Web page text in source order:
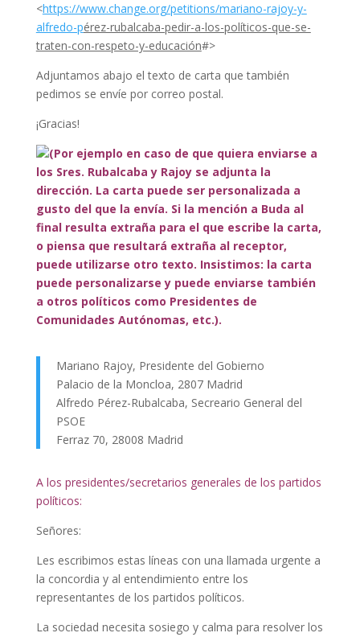
<https://www.change.org/petitions/mariano-rajoy-y-
alfredo-pérez-rubalcaba-pedir-a-los-políticos-que-se-
traten-con-respeto-y-educación#>
Adjuntamos abajo el texto de carta que también
pedimos se envíe por correo postal.
¡Gracias!
(Por ejemplo en caso de que quiera enviarse a
los Sres. Rubalcaba y Rajoy se adjunta la
dirección. La carta puede ser personalizada a
gusto del que la envía. Si la mención a Buda al
final resulta extraña para el que escribe la carta,
o piensa que resultará extraña al receptor,
puede utilizarse otro texto. Insistimos: la carta
puede personalizarse y puede enviarse también
a otros políticos como Presidentes de
Comunidades Autónomas, etc.).
Mariano Rajoy, Presidente del Gobierno
Palacio de la Moncloa, 2807 Madrid
Alfredo Pérez-Rubalcaba, Secreario General del
PSOE
Ferraz 70, 28008 Madrid
A los presidentes/secretarios generales de los partidos
políticos:
Señores:
Les escribimos estas líneas con una llamada urgente a
la concordia y al entendimiento entre los
representantes de los partidos políticos.
La sociedad necesita sosiego y calma para resolver los